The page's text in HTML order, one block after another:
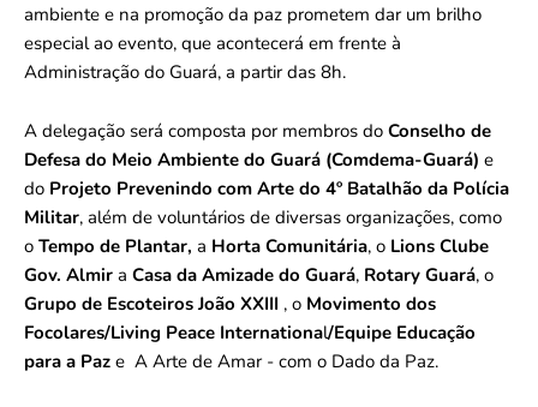
ambiente e na promoção da paz prometem dar um brilho
especial ao evento, que acontecerá em frente à
Administração do Guará, a partir das 8h.
A delegação será composta por membros do Conselho de
Defesa do Meio Ambiente do Guará (Comdema-Guará) e
do Projeto Prevenindo com Arte do 4º Batalhão da Polícia
Militar, além de voluntários de diversas organizações, como
o Tempo de Plantar, a Horta Comunitária, o Lions Clube
Gov. Almir a Casa da Amizade do Guará, Rotary Guará, o
Grupo de Escoteiros João XXIII , o Movimento dos
Focolares/Living Peace International/Equipe Educação
para a Paz e A Arte de Amar - com o Dado da Paz.